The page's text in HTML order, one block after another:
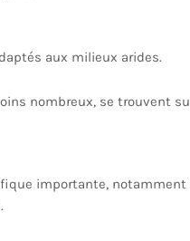
aux milieux arides.
nombreux, se trouvent
importante,